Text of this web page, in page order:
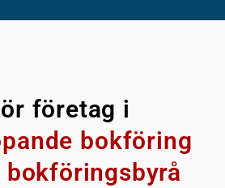
företag i
bokföring